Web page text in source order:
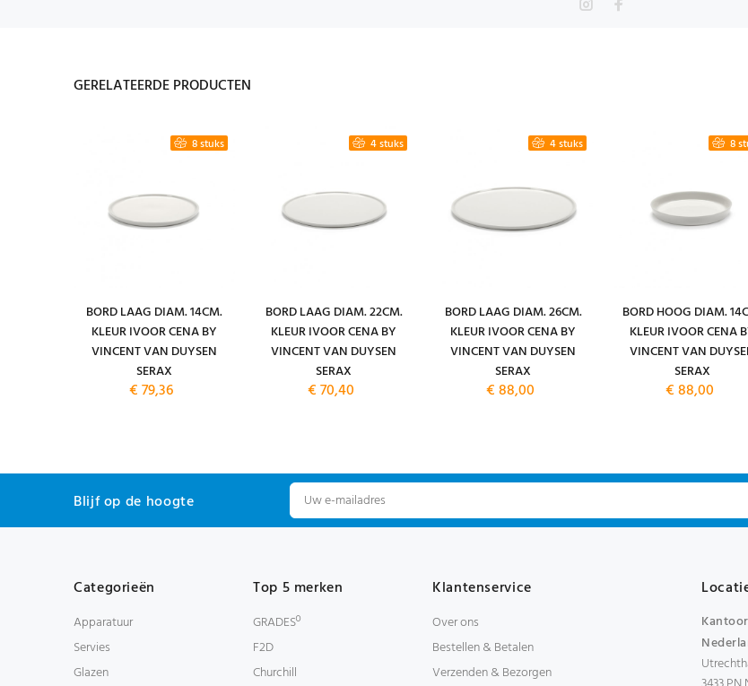
GERELATEERDE PRODUCTEN
8 stuks
BORD LAAG DIAM. 14CM.
KLEUR IVOOR CENA BY
VINCENT VAN DUYSEN
SERAX
€ 79,36
4 stuks
BORD LAAG DIAM. 22CM.
KLEUR IVOOR CENA BY
VINCENT VAN DUYSEN
SERAX
€ 70,40
4 stuks
BORD LAAG DIAM. 26CM.
KLEUR IVOOR CENA BY
VINCENT VAN DUYSEN
SERAX
€ 88,00
8
BORD HOOG DIAM.
KLEUR IVOOR CENA
VINCENT VAN
SERAX
€ 88,00
Blijf op de hoogte
Categorieën
Apparatuur
Servies
Glazen
Top 5 merken
GRADESº
F2D
Churchill
Klantenservice
Over ons
Bestellen & Betalen
Verzenden & Bezorgen